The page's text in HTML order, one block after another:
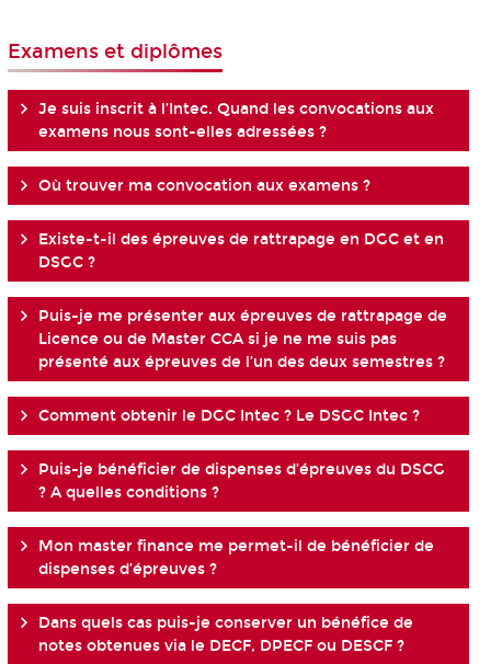
Examens et diplômes
Je suis inscrit à l’Intec. Quand les convocations aux
examens nous sont-elles adressées ?
Où trouver ma convocation aux examens ?
Existe-t-il des épreuves de rattrapage en DGC et en
DSGC ?
Puis-je me présenter aux épreuves de rattrapage de
Licence ou de Master CCA si je ne me suis pas
présenté aux épreuves de l’un des deux semestres ?
Comment obtenir le DGC Intec ? Le DSGC Intec ?
Puis-je bénéficier de dispenses d’épreuves du DSCG
? A quelles conditions ?
Mon master finance me permet-il de bénéficier de
dispenses d’épreuves ?
Dans quels cas puis-je conserver un bénéfice de
notes obtenues via le DECF, DPECF ou DESCF ?